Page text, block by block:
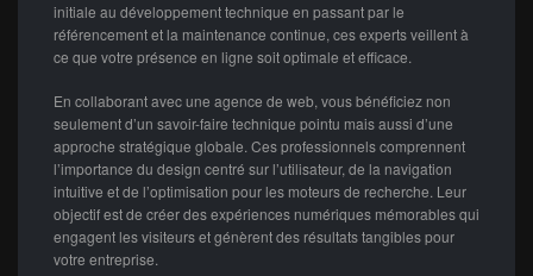
initiale au développement technique en passant par le
référencement et la maintenance continue, ces experts veillent à
ce que votre présence en ligne soit optimale et efficace.
En collaborant avec une agence de web, vous bénéficiez non
seulement d’un savoir-faire technique pointu mais aussi d’une
approche stratégique globale. Ces professionnels comprennent
l’importance du design centré sur l’utilisateur, de la navigation
intuitive et de l’optimisation pour les moteurs de recherche. Leur
objectif est de créer des expériences numériques mémorables qui
engagent les visiteurs et génèrent des résultats tangibles pour
votre entreprise.